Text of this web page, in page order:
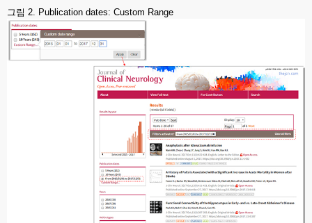
그림 2. Publication dates: Custom Range